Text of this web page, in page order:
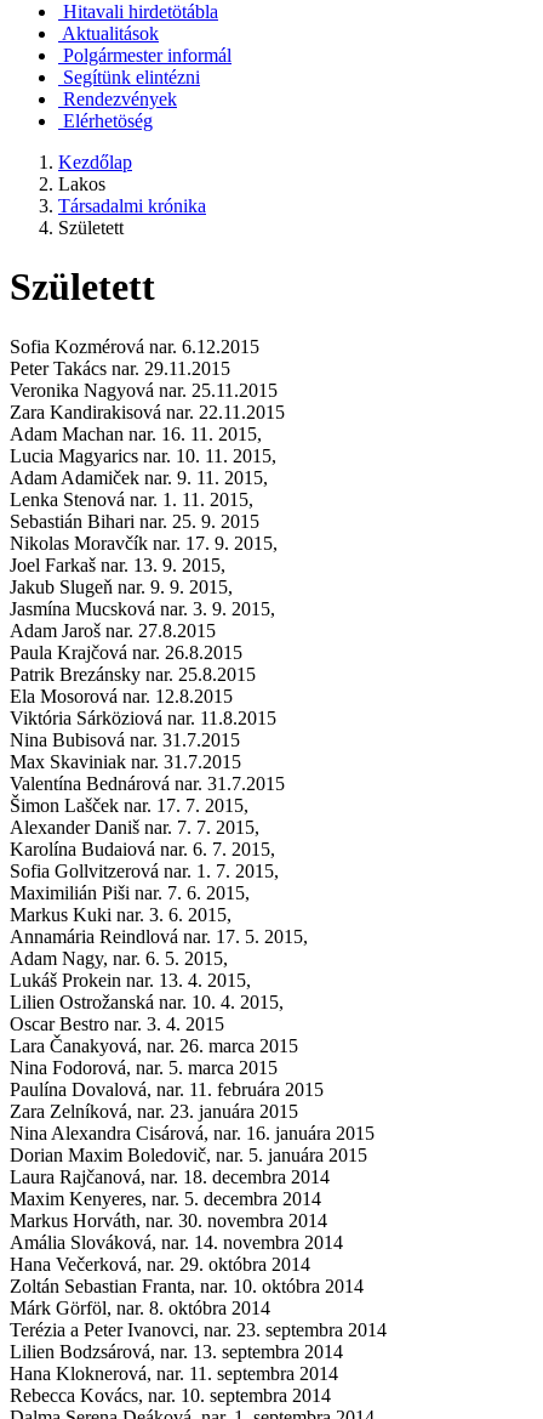
Hitavali hirdetötábla
Aktualitások
Polgármester informál
Segítünk elintézni
Rendezvények
Elérhetöség
Kezdőlap
Lakos
Társadalmi krónika
Született
Született
Sofia Kozmérová nar. 6.12.2015
Peter Takács nar. 29.11.2015
Veronika Nagyová nar. 25.11.2015
Zara Kandirakisová nar. 22.11.2015
Adam Machan nar. 16. 11. 2015,
Lucia Magyarics nar. 10. 11. 2015,
Adam Adamiček nar. 9. 11. 2015,
Lenka Stenová nar. 1. 11. 2015,
Sebastián Bihari nar. 25. 9. 2015
Nikolas Moravčík nar. 17. 9. 2015,
Joel Farkaš nar. 13. 9. 2015,
Jakub Slugeň nar. 9. 9. 2015,
Jasmína Mucsková nar. 3. 9. 2015,
Adam Jaroš nar. 27.8.2015
Paula Krajčová nar. 26.8.2015
Patrik Brezánsky nar. 25.8.2015
Ela Mosorová nar. 12.8.2015
Viktória Sárköziová nar. 11.8.2015
Nina Bubisová nar. 31.7.2015
Max Skaviniak nar. 31.7.2015
Valentína Bednárová nar. 31.7.2015
Šimon Lašček nar. 17. 7. 2015,
Alexander Daniš nar. 7. 7. 2015,
Karolína Budaiová nar. 6. 7. 2015,
Sofia Gollvitzerová nar. 1. 7. 2015,
Maximilián Piši nar. 7. 6. 2015,
Markus Kuki nar. 3. 6. 2015,
Annamária Reindlová nar. 17. 5. 2015,
Adam Nagy, nar. 6. 5. 2015,
Lukáš Prokein nar. 13. 4. 2015,
Lilien Ostrožanská nar. 10. 4. 2015,
Oscar Bestro nar. 3. 4. 2015
Lara Čanakyová, nar. 26. marca 2015
Nina Fodorová, nar. 5. marca 2015
Paulína Dovalová, nar. 11. februára 2015
Zara Zelníková, nar. 23. januára 2015
Nina Alexandra Cisárová, nar. 16. januára 2015
Dorian Maxim Boledovič, nar. 5. januára 2015
Laura Rajčanová, nar. 18. decembra 2014
Maxim Kenyeres, nar. 5. decembra 2014
Markus Horváth, nar. 30. novembra 2014
Amália Slováková, nar. 14. novembra 2014
Hana Večerková, nar. 29. októbra 2014
Zoltán Sebastian Franta, nar. 10. októbra 2014
Márk Görföl, nar. 8. októbra 2014
Terézia a Peter Ivanovci, nar. 23. septembra 2014
Lilien Bodzsárová, nar. 13. septembra 2014
Hana Kloknerová, nar. 11. septembra 2014
Rebecca Kovács, nar. 10. septembra 2014